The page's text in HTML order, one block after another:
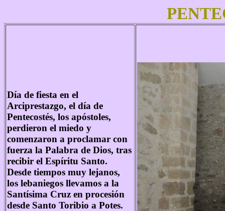
Día de fiesta en el
Arciprestazgo, el día de
Pentecostés, los apóstoles,
perdieron el miedo y
comenzaron a proclamar con
fuerza la Palabra de Dios, tras
recibir el Espíritu Santo.
Desde tiempos muy lejanos,
los lebaniegos llevamos a la
Santísima Cruz en procesión
desde Santo Toribio a Potes.